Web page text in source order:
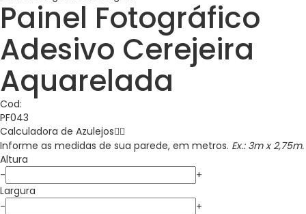
Painel Fotográfico
Adesivo Cerejeira
Aquarelada
Cod:
PF043
Calculadora de Azulejos
Informe as medidas de sua parede, em metros. Ex.: 3m x 2,75m.
Altura
-
+
Largura
-
+